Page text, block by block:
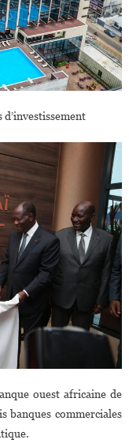
d’investissement
ouest africaine de
banques commerciales